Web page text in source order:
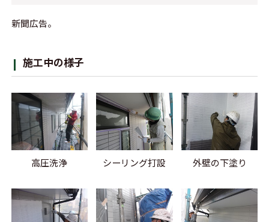
新聞広告。
施工中の様子
高圧洗浄 シーリング打設 外壁の下塗り